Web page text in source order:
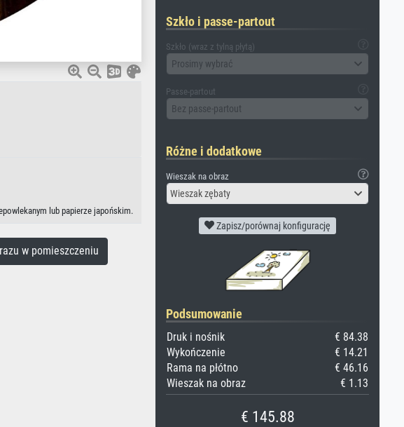
lub papierze japońskim.
w pomieszczeniu
Szkło i passe-partout
Szkło (wraz z tylną płytą)
Prosimy wybrać
Passe-partout
Bez passe-partout
Różne i dodatkowe
Wieszak na obraz
Wieszak zębaty
Zapisz/porównaj konfigurację
Podsumowanie
Druk i nośnik
€ 84.38
Wykończenie
€ 14.21
Rama na płótno
€ 46.16
Wieszak na obraz
€ 1.13
€ 145.88